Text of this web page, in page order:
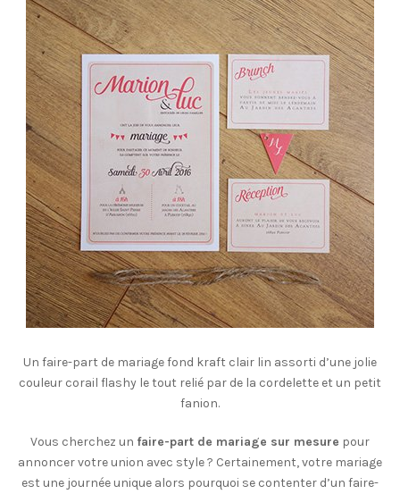
Un faire-part de mariage fond kraft clair lin assorti d’une jolie
couleur corail flashy le tout relié par de la cordelette et un petit
fanion.
Vous cherchez un faire-part de mariage sur mesure pour
annoncer votre union avec style ? Certainement, votre mariage
est une journée unique alors pourquoi se contenter d’un faire-